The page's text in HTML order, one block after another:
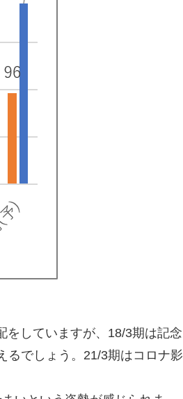
をしていますが、18/3期は記念
るでしょう。21/3期はコロナ影